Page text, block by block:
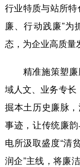
法律
食品
彩票
公益 一
文化产业
行业特质与站所
廉、行动践廉”为
态，为企业高质量
精准施策塑廉
域人文、业务专长
掘本土历史廉脉
事迹，让传统廉
电所汲取盛度“清
润企”主线，将廉